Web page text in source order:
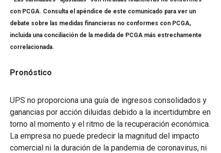
con PCGA. Consulta el apéndice de este comunicado para ver un
debate sobre las medidas financieras no conformes con PCGA,
incluida una conciliación de la medida de PCGA más estrechamente
correlacionada.
Pronóstico
UPS no proporciona una guía de ingresos consolidados y
ganancias por acción diluidas debido a la incertidumbre en
torno al momento y el ritmo de la recuperación económica.
La empresa no puede predecir la magnitud del impacto
comercial ni la duración de la pandemia de coronavirus, ni